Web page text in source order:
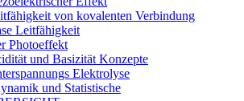
von kovalenten Verbindung
Leitfähigkeit
Photoeffekt
und Basizität Konzepte
Elektrolyse
und Statistische